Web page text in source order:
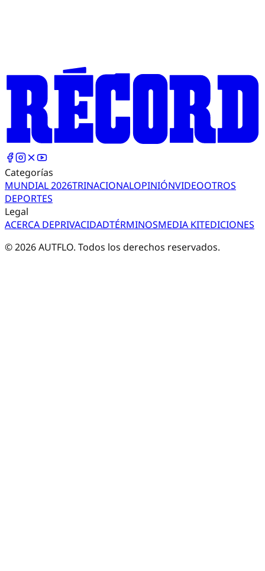
Categorías
MUNDIAL 2026TRINACIONALOPINIÓNVIDEOOTROS
DEPORTES
Legal
ACERCA DEPRIVACIDADTÉRMINOSMEDIA KITEDICIONES
©2026AUTFLO. Todos los derechos reservados.